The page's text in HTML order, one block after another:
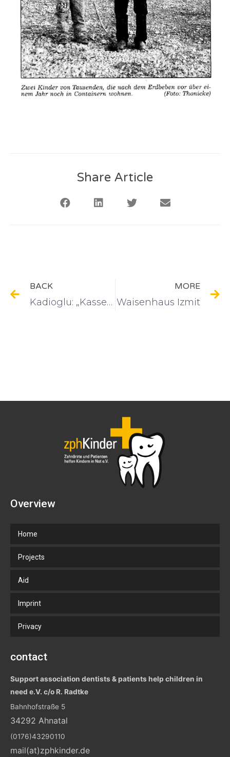
Share Article
BACK
Kadioglu: „Kassel ist spät dran“
MORE
Waisenhaus Izmit
Overview
Home
Projects
Aid
Imprint
Privacy
contact
Support association dentists & patients help children in
need e.V. c/o R. Radtke
Bahnhofstraße 5
34292 Ahnatal
(0176)43290110
mail(at)zphkinder.de